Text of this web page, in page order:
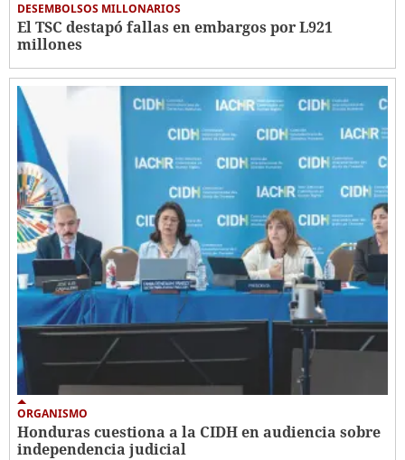
DESEMBOLSOS MILLONARIOS
El TSC destapó fallas en embargos por L921
millones
ORGANISMO
Honduras cuestiona a la CIDH en audiencia sobre
independencia judicial